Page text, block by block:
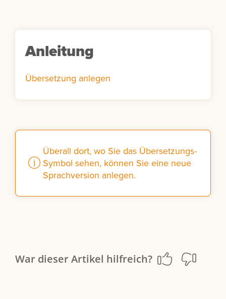
Anleitung
Übersetzung anlegen
Überall dort, wo Sie das Übersetzungs-
Symbol sehen, können Sie eine neue
Sprachversion anlegen.
War dieser Artikel hilfreich?